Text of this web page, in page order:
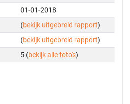
01-01-2018
(bekijk uitgebreid rapport)
(bekijk uitgebreid rapport)
5 (bekijk alle foto's)